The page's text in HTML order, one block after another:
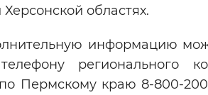
областях.
информацию
регионального
Пермскому краю 8-800-